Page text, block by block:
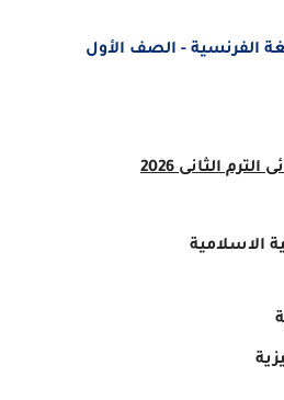
الفرنسية - الصف الأول
الثانى 2026
الاسلامية